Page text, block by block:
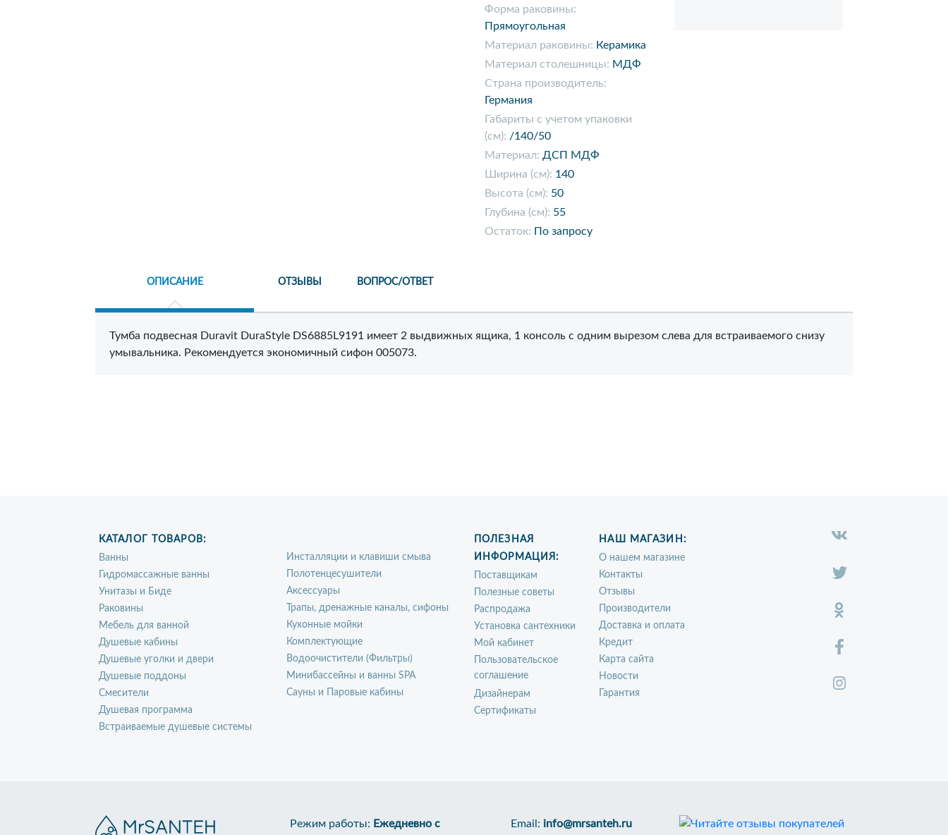
Форма раковины:
Прямоугольная
Материал раковины: Керамика
Материал столешницы: МДФ
Страна производитель:
Германия
Габариты с учетом упаковки
(см): /140/50
Материал: ДСП МДФ
Ширина (см): 140
Высота (см): 50
Глубина (см): 55
Остаток: По запросу
ОПИСАНИЕ ОТЗЫВЫ ВОПРОС/ОТВЕТ
Тумба подвесная Duravit DuraStyle DS6885L9191 имеет 2 выдвижных ящика, 1 консоль с одним вырезом слева для встраиваемого снизу
умывальника. Рекомендуется экономичный сифон 005073.
КАТАЛОГ ТОВАРОВ:
Ванны
Гидромассажные ванны
Унитазы и Биде
Раковины
Мебель для ванной
Душевые кабины
Душевые уголки и двери
Душевые поддоны
Смесители
Душевая программа
Встраиваемые душевые системы
Инсталляции и клавиши смыва
Полотенцесушители
Аксессуары
Трапы, дренажные каналы, сифоны
Кухонные мойки
Комплектующие
Водоочистители (Фильтры)
Минибассейны и ванны SPA
Сауны и Паровые кабины
ПОЛЕЗНАЯ
ИНФОРМАЦИЯ:
Поставщикам
Полезные советы
Распродажа
Установка сантехники
Мой кабинет
Пользовательское
соглашение
Дизайнерам
Сертификаты
НАШ МАГАЗИН:
О нашем магазине
Контакты
Отзывы
Производители
Доставка и оплата
Кредит
Карта сайта
Новости
Гарантия
Режим работы: Ежедневно с Email: info@mrsanteh.ru